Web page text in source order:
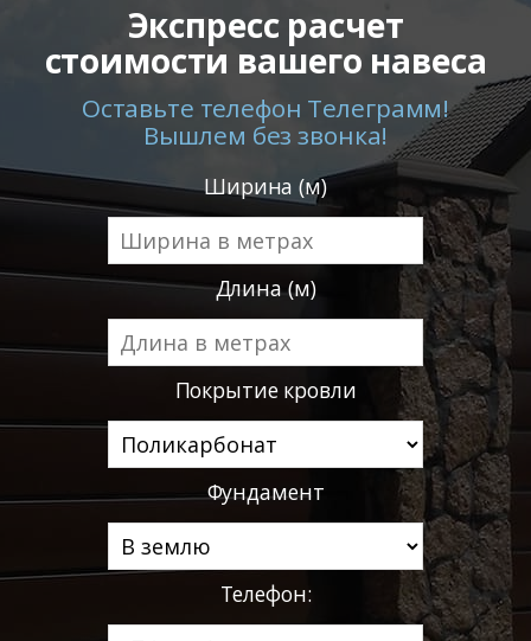
Экспресс расчет
стоимости вашего навеса
Оставьте телефон Телеграмм!
Вышлем без звонка!
Ширина (м)
Длина (м)
Покрытие кровли
Фундамент
Телефон: